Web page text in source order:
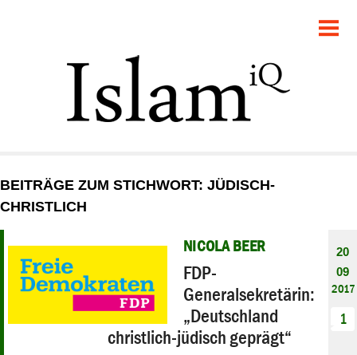
GESELLSCHAFT
STARTSEITE
PANORAMA
BEITRÄGE ZUM STICHWORT: JÜDISCH-
CHRISTLICH
NICOLA BEER
FDP-
Generalsekretärin:
„Deutschland
christlich-jüdisch geprägt“
20
09
2017
1